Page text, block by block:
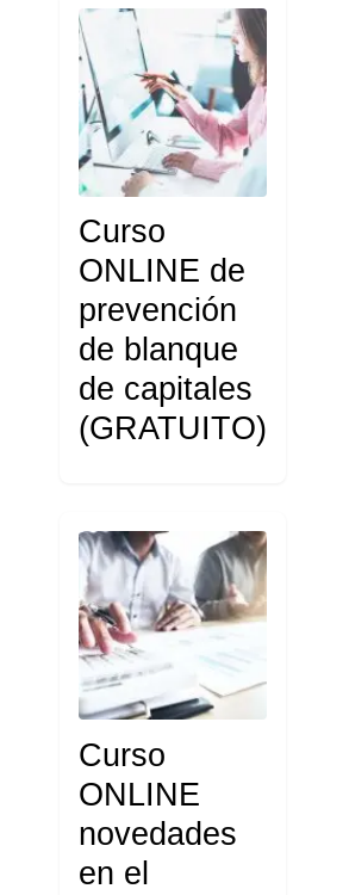
Curso
ONLINE de
prevención
de blanque
de capitales
(GRATUITO)
Curso
ONLINE
novedades
en el